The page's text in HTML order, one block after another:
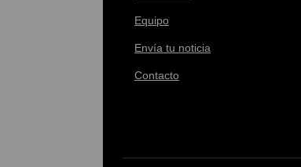
Equipo
Envía tu noticia
Contacto